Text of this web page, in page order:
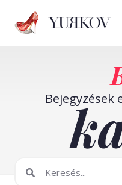
Bejegyzések